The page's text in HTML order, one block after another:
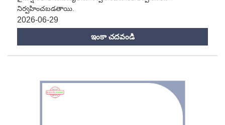
నిర్వహించబడతాయి.
2026-06-29
ఇంకా చదవండి